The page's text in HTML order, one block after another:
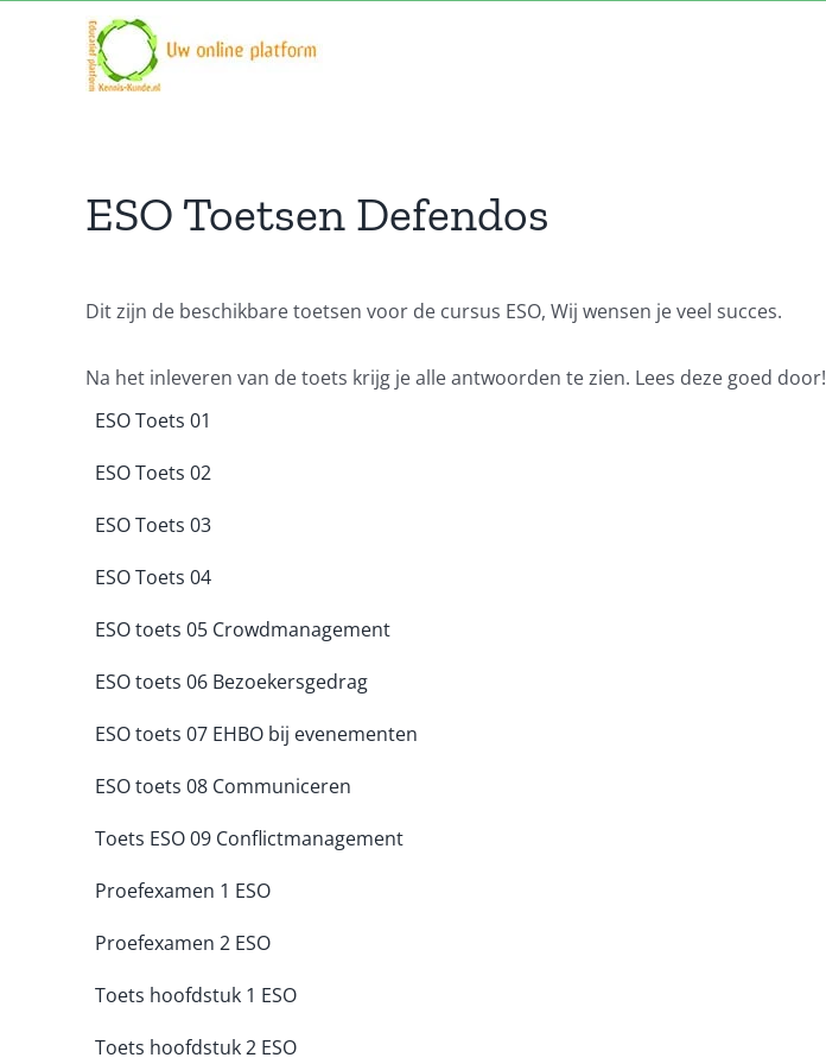
ESO Toetsen Defendos
Dit zijn de beschikbare toetsen voor de cursus ESO, Wij wensen je veel succes.
Na het inleveren van de toets krijg je alle antwoorden te zien. Lees deze goed door!
ESO Toets 01
ESO Toets 02
ESO Toets 03
ESO Toets 04
ESO toets 05 Crowdmanagement
ESO toets 06 Bezoekersgedrag
ESO toets 07 EHBO bij evenementen
ESO toets 08 Communiceren
Toets ESO 09 Conflictmanagement
Proefexamen 1 ESO
Proefexamen 2 ESO
Toets hoofdstuk 1 ESO
Toets hoofdstuk 2 ESO